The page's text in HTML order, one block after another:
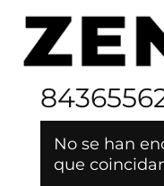
Inicio / EAN del
No se han
que